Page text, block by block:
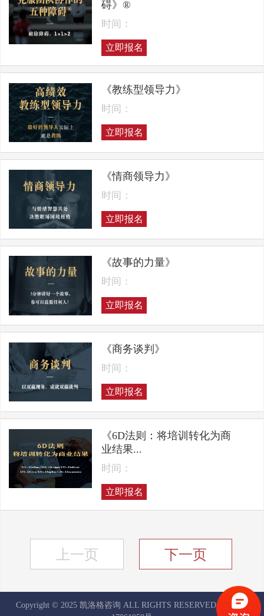
碍》®
时间：
立即报名
《教练型领导力》
时间：
立即报名
《情商领导力》
时间：
立即报名
《故事的力量》
时间：
立即报名
《商务谈判》
时间：
立即报名
《6D法则：将培训转化为商
业结果...
时间：
立即报名
上一页 下一页
Copyright © 2025 凯洛格咨询 ALL RIGHTS RESERVED
京ICP备